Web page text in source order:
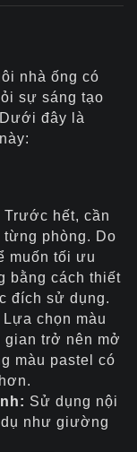
nhà ống có
sự sáng tạo
đây là
Trước hết, cần
phòng. Do
muốn tối ưu
bằng cách thiết
đích sử dụng.
Lựa chọn màu
gian trở nên mở
màu pastel có
Sử dụng nội
như giường